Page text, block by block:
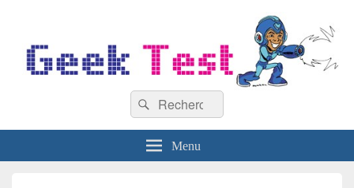
Recherche :
Rechercher
Menu